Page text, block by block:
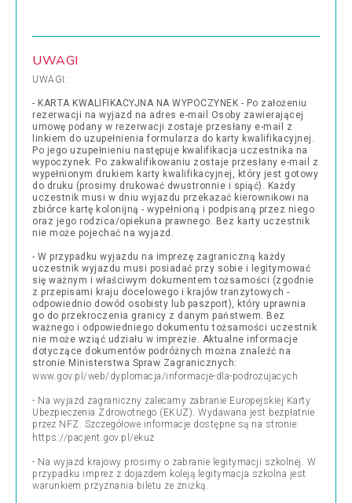
UWAGI
UWAGI:
- KARTA KWALIFIKACYJNA NA WYPOCZYNEK - Po założeniu
rezerwacji na wyjazd na adres e-mail Osoby zawierającej
umowę podany w rezerwacji zostaje przesłany e-mail z
linkiem do uzupełnienia formularza do karty kwalifikacyjnej.
Po jego uzupełnieniu następuje kwalifikacja uczestnika na
wypoczynek. Po zakwalifikowaniu zostaje przesłany e-mail z
wypełnionym drukiem karty kwalifikacyjnej, który jest gotowy
do druku (prosimy drukować dwustronnie i spiąć). Każdy
uczestnik musi w dniu wyjazdu przekazać kierownikowi na
zbiórce kartę kolonijną - wypełnioną i podpisaną przez niego
oraz jego rodzica/opiekuna prawnego. Bez karty uczestnik
nie może pojechać na wyjazd.
- W przypadku wyjazdu na imprezę zagraniczną każdy
uczestnik wyjazdu musi posiadać przy sobie i legitymować
się ważnym i właściwym dokumentem tożsamości (zgodnie
z przepisami kraju docelowego i krajów tranzytowych -
odpowiednio dowód osobisty lub paszport), który uprawnia
go do przekroczenia granicy z danym państwem. Bez
ważnego i odpowiedniego dokumentu tożsamości uczestnik
nie może wziąć udziału w imprezie. Aktualne informacje
dotyczące dokumentów podróżnych można znaleźć na
stronie Ministerstwa Spraw Zagranicznych:
www.gov.pl/web/dyplomacja/informacje-dla-podrozujacych
- Na wyjazd zagraniczny zalecamy zabranie Europejskiej Karty
Ubezpieczenia Zdrowotnego (EKUZ). Wydawana jest bezpłatnie
przez NFZ. Szczegółowe informacje dostępne są na stronie:
https://pacjent.gov.pl/ekuz
- Na wyjazd krajowy prosimy o zabranie legitymacji szkolnej. W
przypadku imprez z dojazdem koleją legitymacja szkolna jest
warunkiem przyznania biletu ze zniżką.